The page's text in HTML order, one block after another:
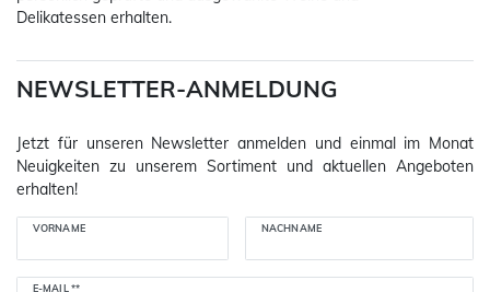
Delikatessen erhalten.
NEWSLETTER-ANMELDUNG
Jetzt für unseren Newsletter anmelden und einmal im Monat
Neuigkeiten zu unserem Sortiment und aktuellen Angeboten
erhalten!
VORNAME NACHNAME
E-MAIL **
Newsletter